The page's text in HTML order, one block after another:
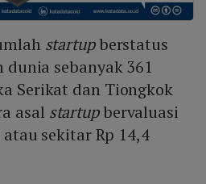
startupberstatus
dunia sebanyak 361
Serikat dan Tiongkok
asal startupbervaluasi
sekitar Rp 14,4